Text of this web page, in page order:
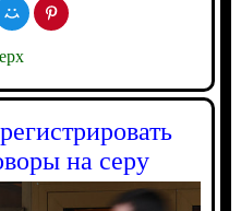
на серу